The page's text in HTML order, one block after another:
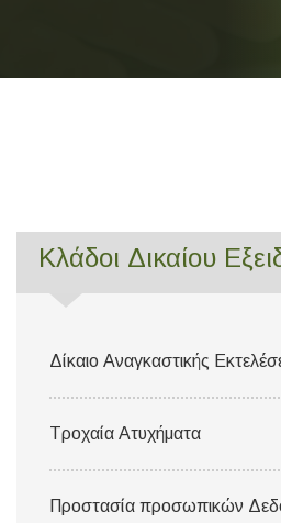
Κλάδοι Δικαίου
Δίκαιο Αναγκαστικής
Τροχαία Ατυχήματα
Προστασία προσωπικών